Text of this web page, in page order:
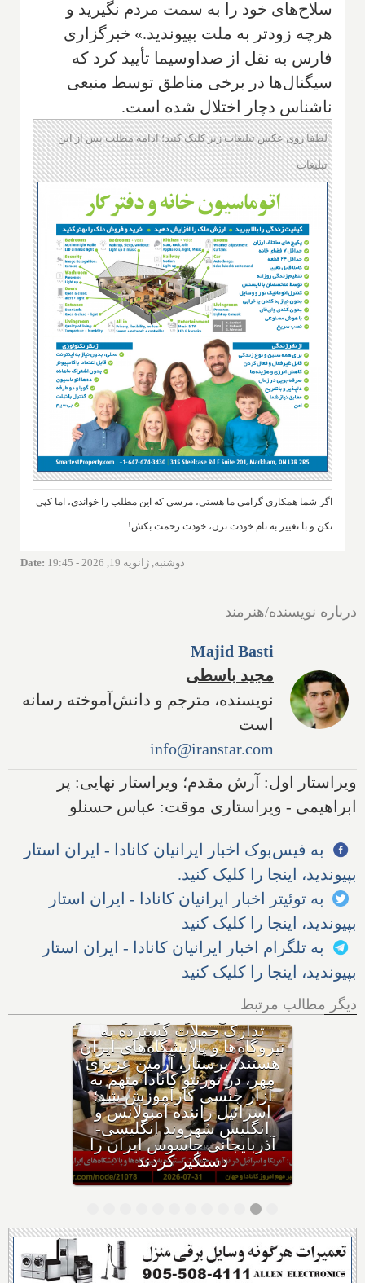
سلاح‌های خود را به سمت مردم نگیرید و
هرچه زودتر به ملت بپیوندید.» خبرگزاری
فارس به نقل از صداوسیما تأیید کرد که
سیگنال‌ها در برخی مناطق توسط منبعی
ناشناس دچار اختلال شده است.
لطفا روی عکس تبلیغات زیر کلیک کنید؛ ادامه مطلب پس از این
تبلیغات
اگر شما همکاری گرامی ما هستی، مرسی که این مطلب را خواندی، اما کپی
نکن و با تغییر به نام خودت نزن، خودت زحمت بکش!
Date: دوشنبه, ژانویه 19, 2026 - 19:45
درباره نویسنده/هنرمند
Majid Basti
مجید باسطی
نویسنده، مترجم و دانش‌آموخته رسانه
است
info@iranstar.com
ویراستار اول: آرش مقدم؛ ویراستار نهایی: پر
ابراهیمی - ویراستاری موقت: عباس حسنلو
به فیس‌بوک اخبار ایرانیان کانادا - ایران استار
بپیوندید، اینجا را کلیک کنید.
به توئیتر اخبار ایرانیان کانادا - ایران استار
بپیوندید، اینجا را کلیک کنید
به تلگرام اخبار ایرانیان کانادا - ایران استار
بپیوندید، اینجا را کلیک کنید
دیگر مطالب مرتبط
با وجود حکم بازداشت، چگونه
هواپیمای نتانیاهو از فراز کانادا
گذشت؟ ترامپ پس از حمله
ایران به اردن: به شدت به
ایران حمله می‌کنیم؛ حوثی‌ها: از
تنگه باب‌المندب عوارض عبور
می‌گیریم